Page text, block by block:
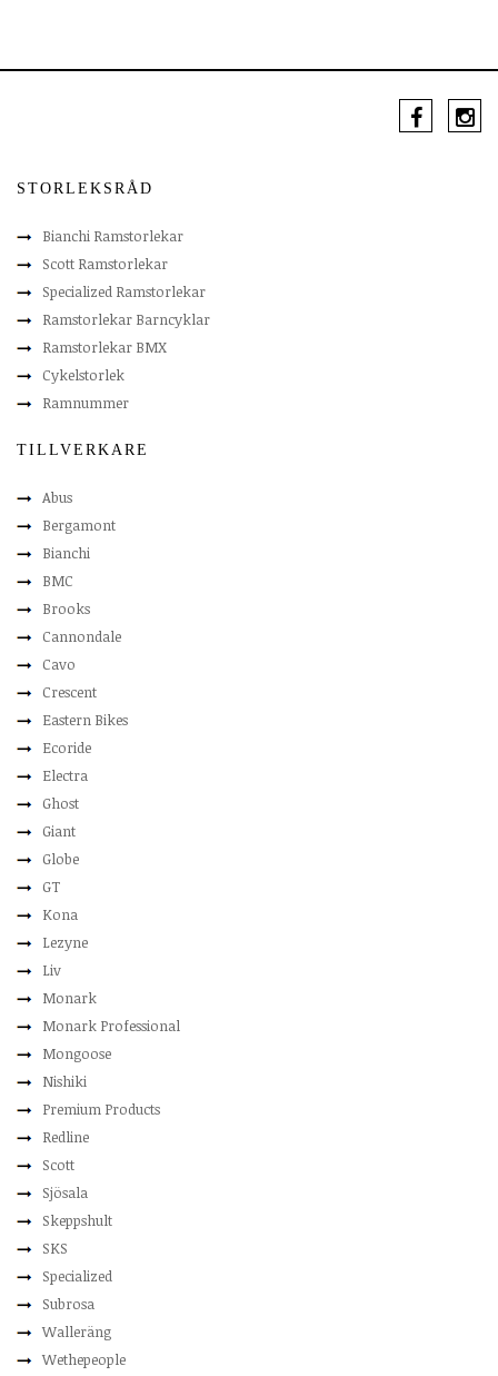
STORLEKSRÅD
Bianchi Ramstorlekar
Scott Ramstorlekar
Specialized Ramstorlekar
Ramstorlekar Barncyklar
Ramstorlekar BMX
Cykelstorlek
Ramnummer
TILLVERKARE
Abus
Bergamont
Bianchi
BMC
Brooks
Cannondale
Cavo
Crescent
Eastern Bikes
Ecoride
Electra
Ghost
Giant
Globe
GT
Kona
Lezyne
Liv
Monark
Monark Professional
Mongoose
Nishiki
Premium Products
Redline
Scott
Sjösala
Skeppshult
SKS
Specialized
Subrosa
Walleräng
Wethepeople